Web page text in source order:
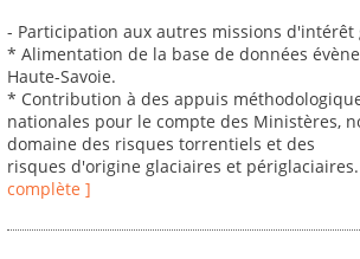
- Participation aux autres missions d'intérêt
* Alimentation de la base de données
Haute-Savoie.
* Contribution à des appuis
nationales pour le compte des Ministères,
domaine des risques torrentiels et des
risques d'origine glaciaires et périglaciaires.
complète ]